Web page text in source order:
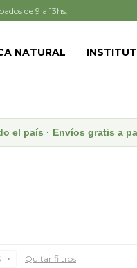
NATURAL
de 9 a 13hs.
el país · Envíos gratis a
Quitar filtros